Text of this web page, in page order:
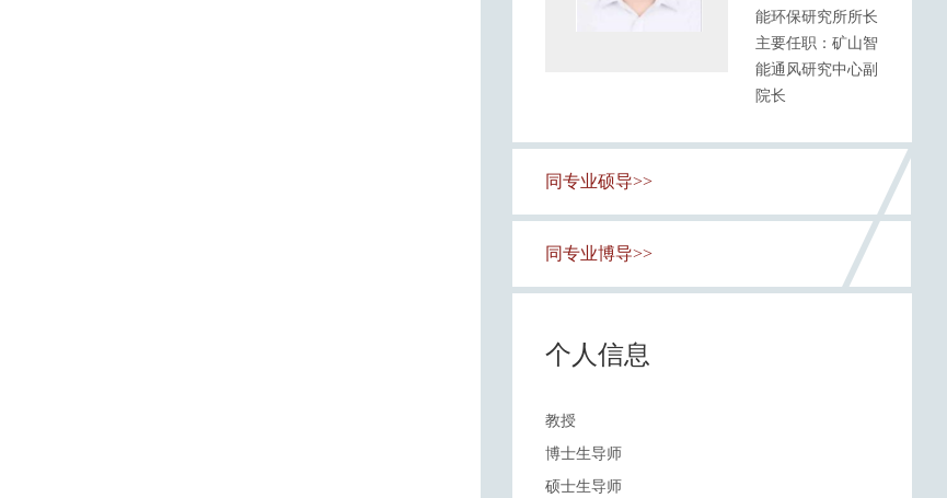
能环保研究所所长
主要任职：矿山智
能通风研究中心副
院长
同专业硕导>>
同专业博导>>
个人信息
教授
博士生导师
硕士生导师